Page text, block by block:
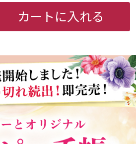
カートに入れる